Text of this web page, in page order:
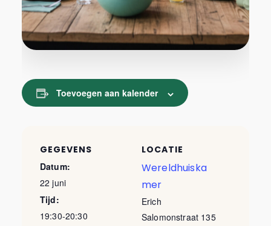
Toevoegen aan kalender
GEGEVENS
Datum:
22 juni
Tijd:
19:30-20:30
LOCATIE
Wereldhuiska
mer
Erich
Salomonstraat 135